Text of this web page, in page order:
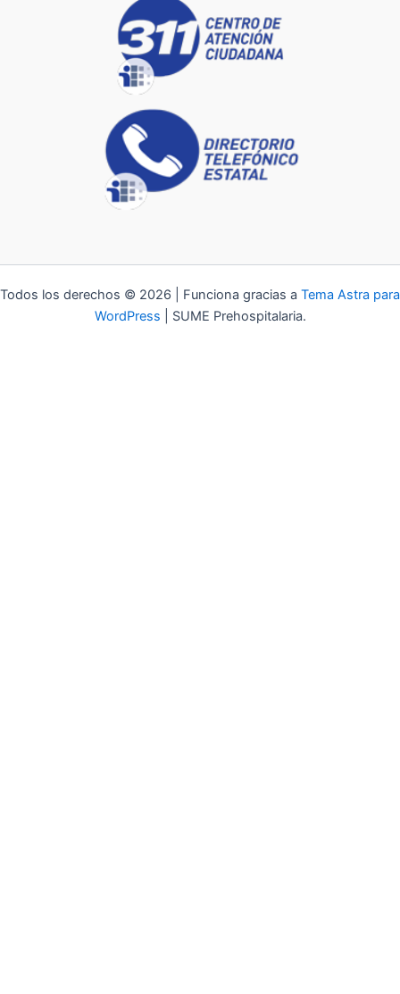
Todos los derechos © 2026 | Funciona gracias a Tema Astra para
WordPress | SUME Prehospitalaria.